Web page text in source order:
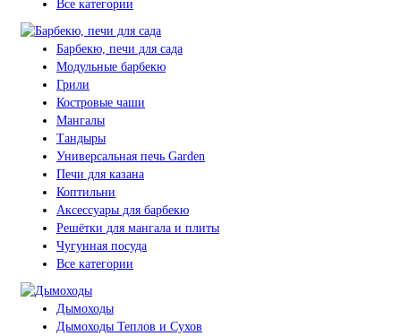
Все категории
Барбекю, печи для сада
Модульные барбекю
Грили
Костровые чаши
Мангалы
Тандыры
Универсальная печь Garden
Печи для казана
Коптильни
Аксессуары для барбекю
Решётки для мангала и плиты
Чугунная посуда
Все категории
Дымоходы
Дымоходы Теплов и Сухов